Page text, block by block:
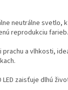
neutrálne svetlo,
reprodukciu farieb.
prachu a vlhkosti,
LED zaisťuje dlhú